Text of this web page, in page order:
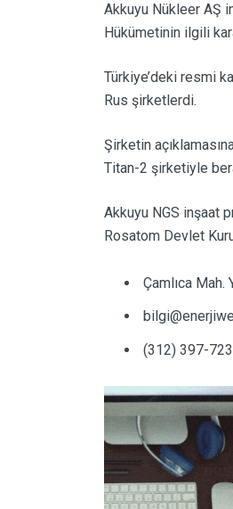
Akkuyu Nükleer AŞ
Hükümetinin ilgili
Türkiye’deki resmi
Rus şirketlerdi.
Şirketin
Titan-2 şirketiyle
Akkuyu NGS inşaat
Rosatom Devlet
Çamlıca Mah.
(312) 397-